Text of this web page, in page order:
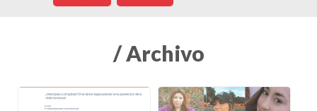
/ Archivo